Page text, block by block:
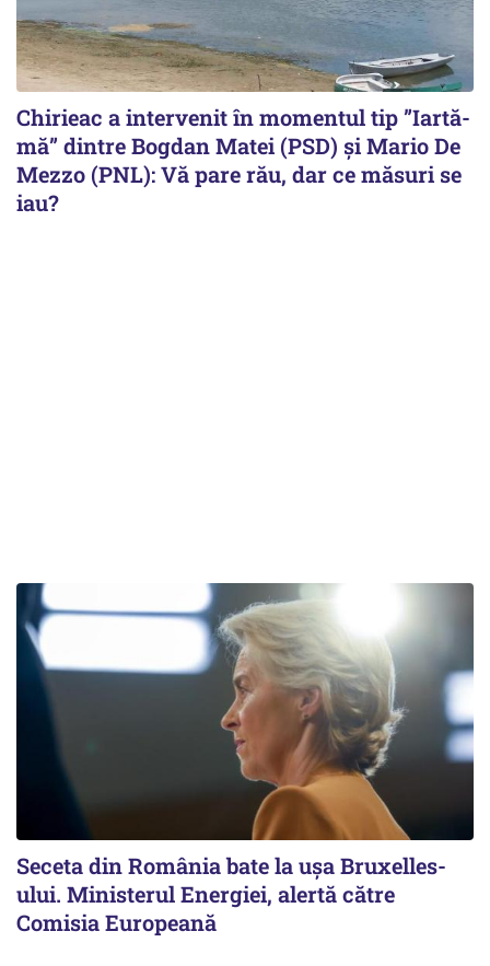
Chirieac a intervenit în momentul tip ”Iartă-
mă” dintre Bogdan Matei (PSD) și Mario De
Mezzo (PNL): Vă pare rău, dar ce măsuri se
iau?
Seceta din România bate la ușa Bruxelles-
ului. Ministerul Energiei, alertă către
Comisia Europeană